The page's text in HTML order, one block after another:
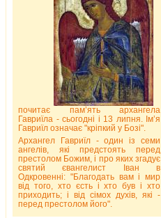
почитає пам’ять архангела
Гавриїла - сьогодні і 13 липня. Ім’я
Гавриїл означає "кріпкий у Бозі".
Архангел Гавриїл - один із семи
ангелів, які предстоять перед
престолом Божим, і про яких згадує
святий євангелист Іван в
Одкровенні: "Благодать вам і мир
від того, хто єсть і хто був і хто
приходить; і від сімох духів, які -
перед престолом його".